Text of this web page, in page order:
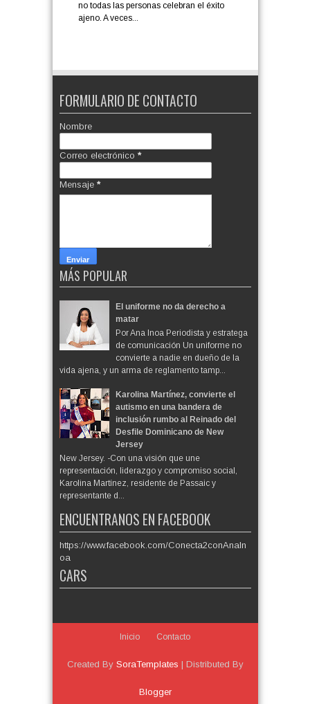
no todas las personas celebran el éxito
ajeno. A veces...
FORMULARIO DE CONTACTO
Nombre
Correo electrónico *
Mensaje *
MÁS POPULAR
El uniforme no da derecho a
matar
Por Ana Inoa Periodista y estratega
de comunicación Un uniforme no
convierte a nadie en dueño de la
vida ajena, y un arma de reglamento tamp...
Karolina Martínez, convierte el
autismo en una bandera de
inclusión rumbo al Reinado del
Desfile Dominicano de New
Jersey
New Jersey. -Con una visión que une
representación, liderazgo y compromiso social,
Karolina Martínez, residente de Passaic y
representante d...
ENCUENTRANOS EN FACEBOOK
https://www.facebook.com/Conecta2conAnaIn
oa
CARS
Inicio Contacto
Created By SoraTemplates | Distributed By
Blogger